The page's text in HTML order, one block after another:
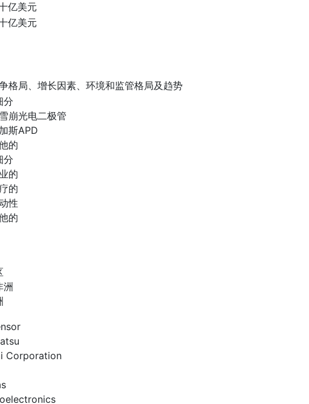
亿美元
亿美元
格局、增长因素、环境和监管格局及趋势
分
崩光电二极管
斯APD
的
分
的
的
性
的
洲
Corporation